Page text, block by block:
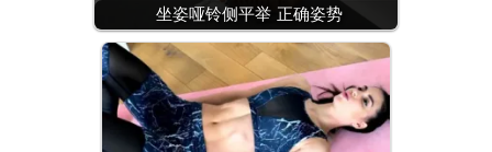
坐姿哑铃侧平举 正确姿势